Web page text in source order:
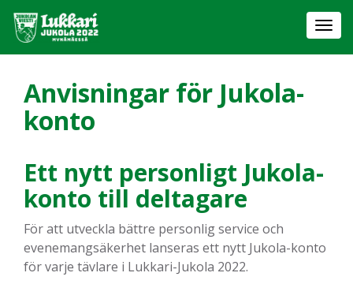
Anvisningar för Jukola-
konto
Ett nytt personligt Jukola-
konto till deltagare
För att utveckla bättre personlig service och
evenemangsäkerhet lanseras ett nytt Jukola-konto
för varje tävlare i Lukkari-Jukola 2022.